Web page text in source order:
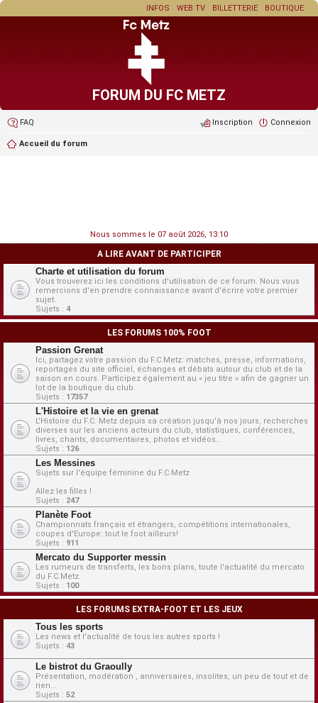
BOUTIQUE
BILLETTERIE
WEB TV
INFOS
FORUM DU FC METZ
FAQ Connexion
Inscription
Accueil du forum
Nous sommes le 07 août 2026, 13:10
A LIRE AVANT DE PARTICIPER
Charte et utilisation du forum
Vous trouverez ici les conditions d'utilisation de ce forum. Nous vous
remercions d'en prendre connaissance avant d'écrire votre premier
sujet.
Sujets : 4
LES FORUMS 100% FOOT
Passion Grenat
Ici, partagez votre passion du F.C.Metz: matches, presse, informations,
reportages du site officiel, échanges et débats autour du club et de la
saison en cours. Participez également au « jeu titre » afin de gagner un
lot de la boutique du club.
Sujets : 17357
L'Histoire et la vie en grenat
L'Histoire du F.C. Metz depuis sa création jusqu'à nos jours, recherches
diverses sur les anciens acteurs du club, statistiques, conférences,
livres, chants, documentaires, photos et vidéos...
Sujets : 126
Les Messines
Sujets sur l'équipe féminine du F.C.Metz
Allez les filles !
Sujets : 247
Planète Foot
Championnats français et étrangers, compétitions internationales,
coupes d'Europe: tout le foot ailleurs!
Sujets : 911
Mercato du Supporter messin
Les rumeurs de transferts, les bons plans, toute l'actualité du mercato
du F.C.Metz.
Sujets : 100
LES FORUMS EXTRA-FOOT ET LES JEUX
Tous les sports
Les news et l'actualité de tous les autres sports !
Sujets : 43
Le bistrot du Graoully
Présentation, modération , anniversaires, insolites, un peu de tout et de
rien...
Sujets : 52